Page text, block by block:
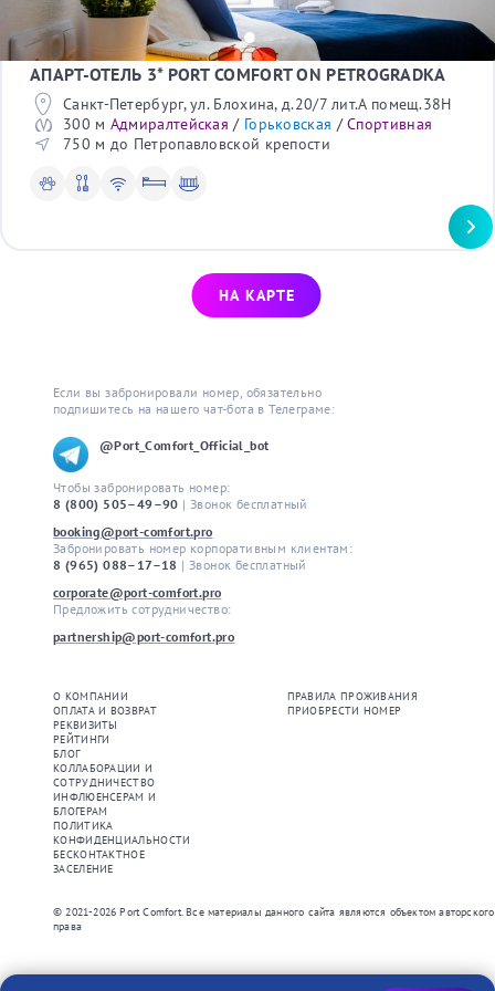
АПАРТ-ОТЕЛЬ 3* PORT COMFORT ON PETROGRADKA
Санкт-Петербург, ул. Блохина, д.20/7 лит.А помещ.38Н
300 м Адмиралтейская / Горьковская /Спортивная
750 м до Петропавловской крепости
НА КАРТЕ
О КОМПАНИИ
ОПЛАТА И ВОЗВРАТ
РЕКВИЗИТЫ
РЕЙТИНГИ
БЛОГ
КОЛЛАБОРАЦИИ И
СОТРУДНИЧЕСТВО
ИНФЛЮЕНСЕРАМ И
БЛОГЕРАМ
ПОЛИТИКА
КОНФИДЕНЦИАЛЬНОСТИ
БЕСКОНТАКТНОЕ
ЗАСЕЛЕНИЕ
ПРАВИЛА ПРОЖИВАНИЯ
ПРИОБРЕСТИ НОМЕР
Если вы забронировали номер, обязательно
подпишитесь на нашего чат-бота в Телеграме:
@Port_Comfort_Official_bot
Чтобы забронировать номер:
8 (800) 505–49–90 | Звонок бесплатный
booking@port-comfort.pro
Забронировать номер корпоративным клиентам:
8 (965) 088–17–18 | Звонок бесплатный
corporate@port-comfort.pro
Предложить сотрудничество:
partnership@port-comfort.pro
© 2021-2026 Port Comfort.Все материалы данного сайта являются объектом авторского
права